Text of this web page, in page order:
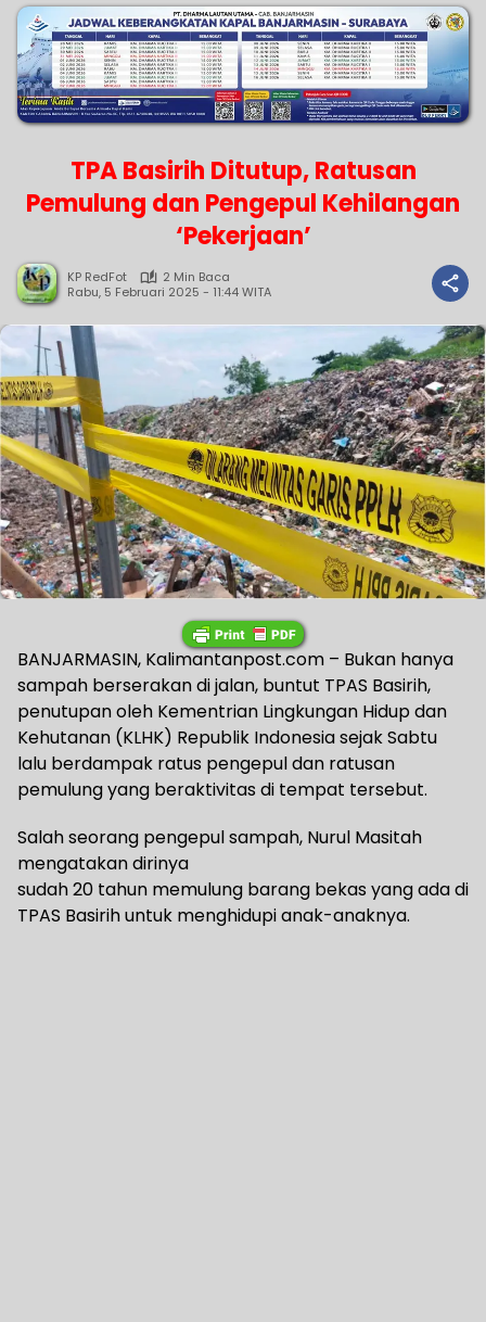
TPA Basirih Ditutup, Ratusan
Pemulung dan Pengepul Kehilangan
‘Pekerjaan’
KP RedFot
2 Min Baca
Rabu, 5 Februari 2025 - 11:44 WITA
BANJARMASIN, Kalimantanpost.com – Bukan hanya
sampah berserakan di jalan, buntut TPAS Basirih,
penutupan oleh Kementrian Lingkungan Hidup dan
Kehutanan (KLHK) Republik Indonesia sejak Sabtu
lalu berdampak ratus pengepul dan ratusan
pemulung yang beraktivitas di tempat tersebut.
Salah seorang pengepul sampah, Nurul Masitah
mengatakan dirinya
sudah 20 tahun memulung barang bekas yang ada di
TPAS Basirih untuk menghidupi anak-anaknya.